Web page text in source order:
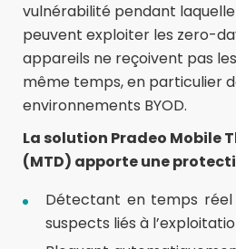
vulnérabilité pendant
peuvent exploiter les zero-
appareils ne reçoivent pas
même temps, en particulier
environnements BYOD.
La solution Pradeo Mobile
(MTD) apporte une
Détectant en temps
suspects liés à